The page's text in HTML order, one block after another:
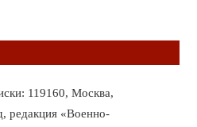
119160, Москва,
редакция «Военно-